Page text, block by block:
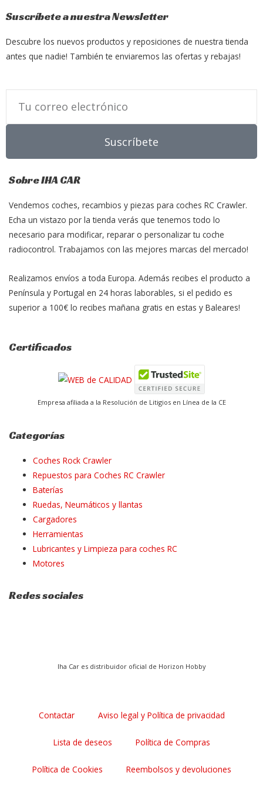
Suscríbete a nuestra Newsletter
Descubre los nuevos productos y reposiciones de nuestra tienda
antes que nadie! También te enviaremos las ofertas y rebajas!
Suscríbete
Sobre IHA CAR
Vendemos coches, recambios y piezas para coches RC Crawler.
Echa un vistazo por la tienda verás que tenemos todo lo
necesario para modificar, reparar o personalizar tu coche
radiocontrol. Trabajamos con las mejores marcas del mercado!
Realizamos envíos a toda Europa. Además recibes el producto a
Península y Portugal en 24 horas laborables, si el pedido es
superior a 100€ lo recibes mañana gratis en estas y Baleares!
Certificados
Empresa afiliada a la Resolución de Litigios en Línea de la CE
Categorías
Coches Rock Crawler
Repuestos para Coches RC Crawler
Baterías
Ruedas, Neumáticos y llantas
Cargadores
Herramientas
Lubricantes y Limpieza para coches RC
Motores
Redes sociales
g
a
e
b
o
i
e
r
Iha Car es distribuidor oficial de Horizon Hobby
Contactar Aviso legal y Política de privacidad
Lista de deseos Política de Compras
Política de Cookies Reembolsos y devoluciones